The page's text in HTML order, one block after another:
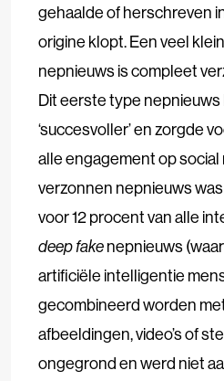
gehaalde of herschreven
origine klopt. Een veel
nepnieuws is compleet
Dit eerste type
‘succesvoller’ en zorgde
alle engagement op
verzonnen nepnieuws
voor 12 procent van alle
deep fakenepnieuws
artificiële intelligentie
gecombineerd worden
afbeeldingen, video’s of
ongegrond en werd niet